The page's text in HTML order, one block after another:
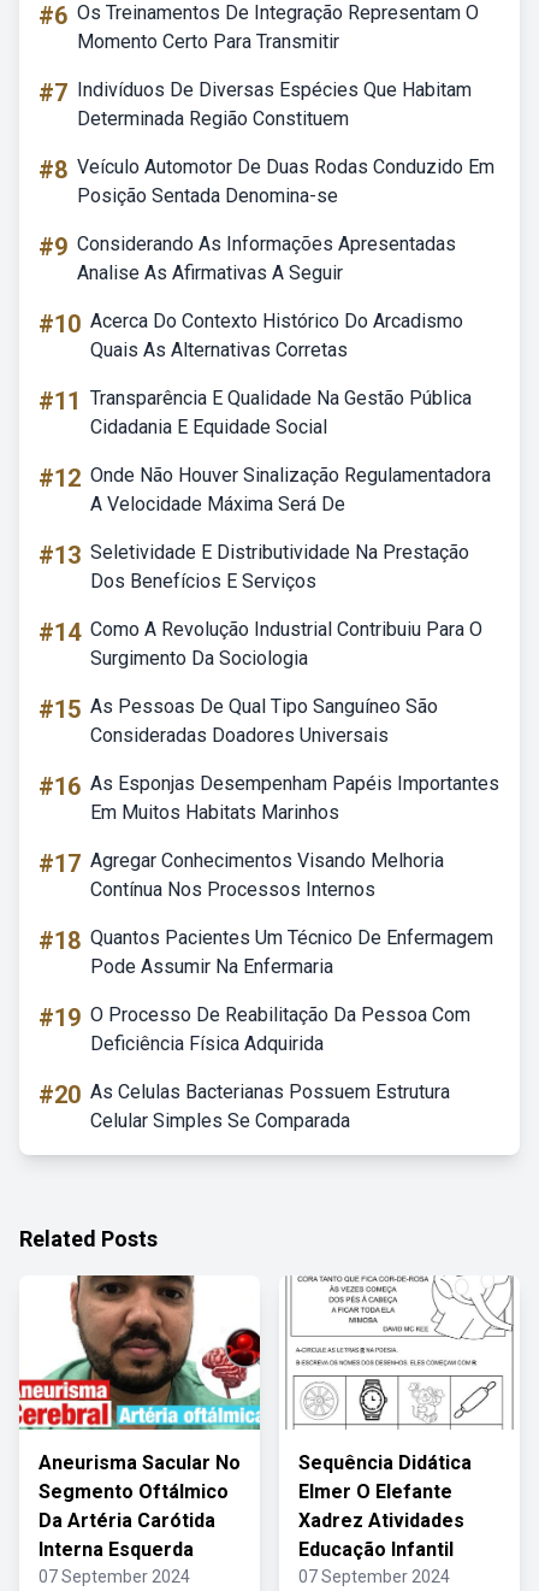
#6 Os Treinamentos De Integração Representam O
Momento Certo Para Transmitir
#7 Indivíduos De Diversas Espécies Que Habitam
Determinada Região Constituem
#8 Veículo Automotor De Duas Rodas Conduzido Em
Posição Sentada Denomina-se
#9 Considerando As Informações Apresentadas
Analise As Afirmativas A Seguir
#10 Acerca Do Contexto Histórico Do Arcadismo
Quais As Alternativas Corretas
#11 Transparência E Qualidade Na Gestão Pública
Cidadania E Equidade Social
#12 Onde Não Houver Sinalização Regulamentadora
A Velocidade Máxima Será De
#13 Seletividade E Distributividade Na Prestação
Dos Benefícios E Serviços
#14 Como A Revolução Industrial Contribuiu Para O
Surgimento Da Sociologia
#15 As Pessoas De Qual Tipo Sanguíneo São
Consideradas Doadores Universais
#16 As Esponjas Desempenham Papéis Importantes
Em Muitos Habitats Marinhos
#17 Agregar Conhecimentos Visando Melhoria
Contínua Nos Processos Internos
#18 Quantos Pacientes Um Técnico De Enfermagem
Pode Assumir Na Enfermaria
#19 O Processo De Reabilitação Da Pessoa Com
Deficiência Física Adquirida
#20 As Celulas Bacterianas Possuem Estrutura
Celular Simples Se Comparada
Related Posts
Aneurisma Sacular No
Segmento Oftálmico
Da Artéria Carótida
Interna Esquerda
07 September 2024
Sequência Didática
Elmer O Elefante
Xadrez Atividades
Educação Infantil
07 September 2024